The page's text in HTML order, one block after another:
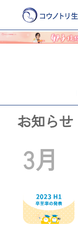
お知らせ
3月